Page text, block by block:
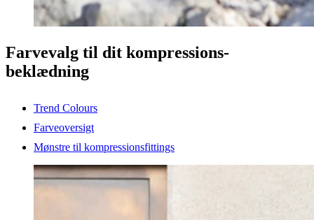
Farvevalg til dit kompressions-
beklædning
Trend Colours
Farveoversigt
Mønstre til kompressionsfittings